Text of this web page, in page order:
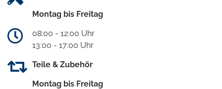
Montag bis Freitag
08:00 - 12:00 Uhr
13:00 - 17:00 Uhr
Teile & Zubehör
Montag bis Freitag